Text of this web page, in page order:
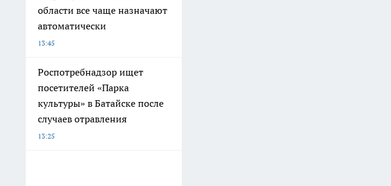
области все чаще назначают
автоматически
13:45
Роспотребнадзор ищет
посетителей «Парка
культуры» в Батайске после
случаев отравления
13:25